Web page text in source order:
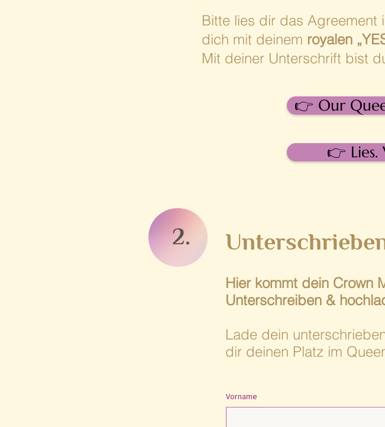
Bitte lies dir das Agreement
dich mit deinem royalen
Mit deiner Unterschrift bist
👉 Our
👉 Lies.
2.
Hier kommt dein Crown
Unterschreiben &
Lade dein
dir deinen Platz im
Vorname